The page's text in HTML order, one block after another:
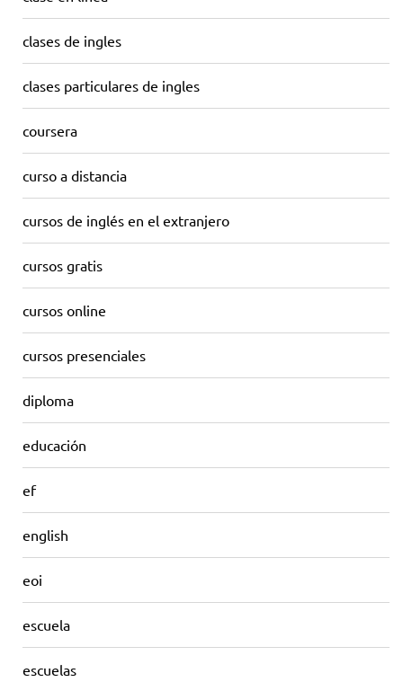
clases de ingles
clases particulares de ingles
coursera
curso a distancia
cursos de inglés en el extranjero
cursos gratis
cursos online
cursos presenciales
diploma
educación
ef
english
eoi
escuela
escuelas